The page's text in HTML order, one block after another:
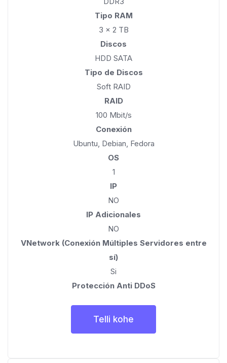
Tipo RAM
3 x 2 TB
Discos
HDD SATA
Tipo de Discos
Soft RAID
RAID
100 Mbit/s
Conexión
Ubuntu, Debian, Fedora
OS
1
IP
NO
IP Adicionales
NO
VNetwork (Conexión Múltiples Servidores entre
sí)
Si
Protección Anti DDoS
Telli kohe